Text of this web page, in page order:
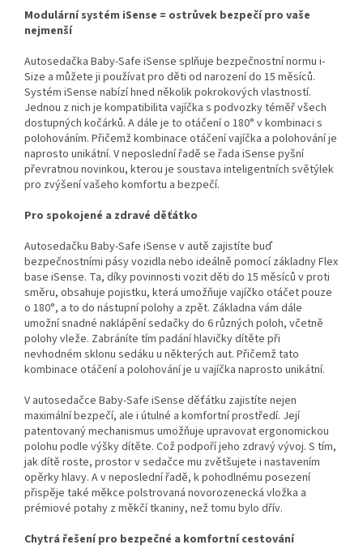
Modulární systém iSense = ostrůvek bezpečí pro vaše
nejmenší
Autosedačka Baby-Safe iSense splňuje bezpečnostní normu i-
Size a můžete ji používat pro děti od narození do 15 měsíců.
Systém iSense nabízí hned několik pokrokových vlastností.
Jednou z nich je kompatibilita vajíčka s podvozky téměř všech
dostupných kočárků. A dále je to otáčení o 180° v kombinaci s
polohováním. Přičemž kombinace otáčení vajíčka a polohování je
naprosto unikátní. V neposlední řadě se řada iSense pyšní
převratnou novinkou, kterou je soustava inteligentních světýlek
pro zvýšení vašeho komfortu a bezpečí.
Pro spokojené a zdravé děťátko
Autosedačku Baby-Safe iSense v autě zajistíte buď
bezpečnostními pásy vozidla nebo ideálně pomocí základny Flex
base iSense. Ta, díky povinnosti vozit děti do 15 měsíců v proti
směru, obsahuje pojistku, která umožňuje vajíčko otáčet pouze
o 180°, a to do nástupní polohy a zpět. Základna vám dále
umožní snadné naklápění sedačky do 6 různých poloh, včetně
polohy vleže. Zabráníte tím padání hlavičky dítěte při
nevhodném sklonu sedáku u některých aut. Přičemž tato
kombinace otáčení a polohování je u vajíčka naprosto unikátní.
V autosedačce Baby-Safe iSense děťátku zajistíte nejen
maximální bezpečí, ale i útulné a komfortní prostředí. Její
patentovaný mechanismus umožňuje upravovat ergonomickou
polohu podle výšky dítěte. Což podpoří jeho zdravý vývoj. S tím,
jak dítě roste, prostor v sedačce mu zvětšujete i nastavením
opěrky hlavy. A v neposlední řadě, k pohodlnému posezení
přispěje také měkce polstrovaná novorozenecká vložka a
prémiové potahy z měkčí tkaniny, než tomu bylo dřív.
Chytrá řešení pro bezpečné a komfortní cestování